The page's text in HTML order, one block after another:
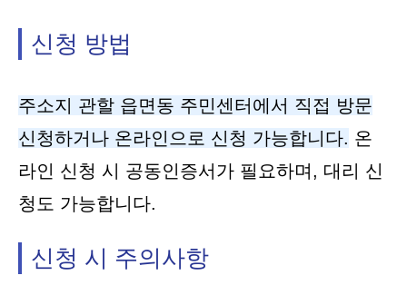
신청 방법
주소지 관할 읍면동 주민센터에서 직접 방문
신청하거나 온라인으로 신청 가능합니다. 온
라인 신청 시 공동인증서가 필요하며, 대리 신
청도 가능합니다.
신청 시 주의사항